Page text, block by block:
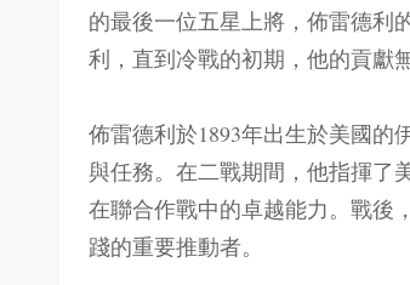
的最後一位五星上將，佈雷德利
利，直到冷戰的初期，他的貢獻
佈雷德利於1893年出生於美國的
與任務。在二戰期間，他指揮了
在聯合作戰中的卓越能力。戰後
踐的重要推動者。